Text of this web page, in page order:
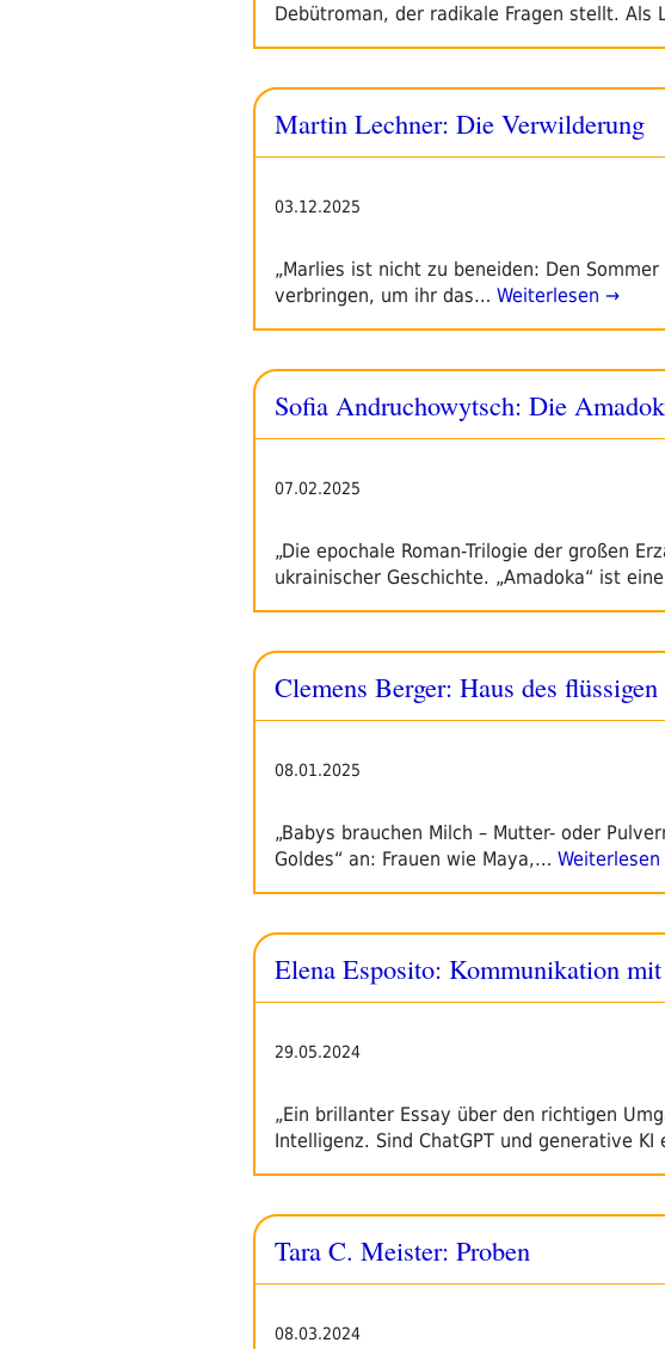
Debütroman, der radikale Fragen stellt. Als
Martin Lechner: Die Verwilderung
03.12.2025
„Marlies ist nicht zu beneiden: Den
verbringen, um ihr das… Weiterlesen →
Sofia Andruchowytsch: Die
07.02.2025
„Die epochale Roman-Trilogie der großen
ukrainischer Geschichte. „Amadoka“ ist
Clemens Berger: Haus des
08.01.2025
„Babys brauchen Milch – Mutter- oder
Goldes“ an: Frauen wie Maya,…
Elena Esposito: Kommunikation
29.05.2024
„Ein brillanter Essay über den richtigen
Intelligenz. Sind ChatGPT und generative
Tara C. Meister: Proben
08.03.2024